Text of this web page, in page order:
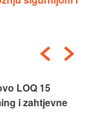
LOQ 15
i zahtjevne